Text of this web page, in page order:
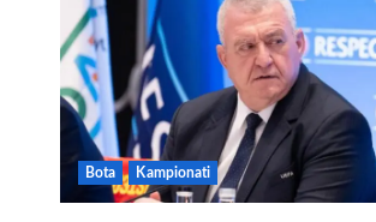
Bota Kampionati